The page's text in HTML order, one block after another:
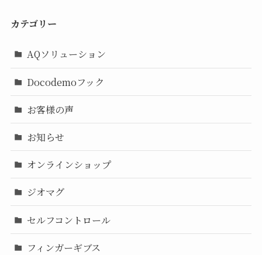
カテゴリー
AQソリューション
Docodemoフック
お客様の声
お知らせ
オンラインショップ
ジオマグ
セルフコントロール
フィンガーギブス